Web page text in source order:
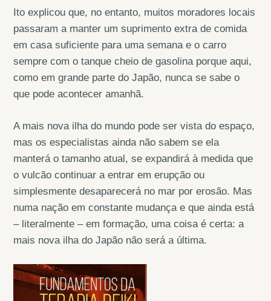
Ito explicou que, no entanto, muitos moradores locais
passaram a manter um suprimento extra de comida
em casa suficiente para uma semana e o carro
sempre com o tanque cheio de gasolina porque aqui,
como em grande parte do Japão, nunca se sabe o
que pode acontecer amanhã.
A mais nova ilha do mundo pode ser vista do espaço,
mas os especialistas ainda não sabem se ela
manterá o tamanho atual, se expandirá à medida que
o vulcão continuar a entrar em erupção ou
simplesmente desaparecerá no mar por erosão. Mas
numa nação em constante mudança e que ainda está
– literalmente – em formação, uma coisa é certa: a
mais nova ilha do Japão não será a última.